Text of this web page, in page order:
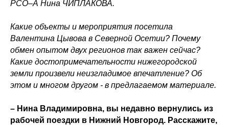
РСО–А Нина ЧИПЛАКОВА.
Какие объекты и мероприятия посетила
Валентина Цывова в Северной Осетии? Почему
обмен опытом двух регионов так важен сейчас?
Какие достопримечательности нижегородской
земли произвели неизгладимое впечатление? Об
этом и многом другом - в предлагаемом материале.
– Нина Владимировна, вы недавно вернулись из
рабочей поездки в Нижний Новгород. Расскажите,